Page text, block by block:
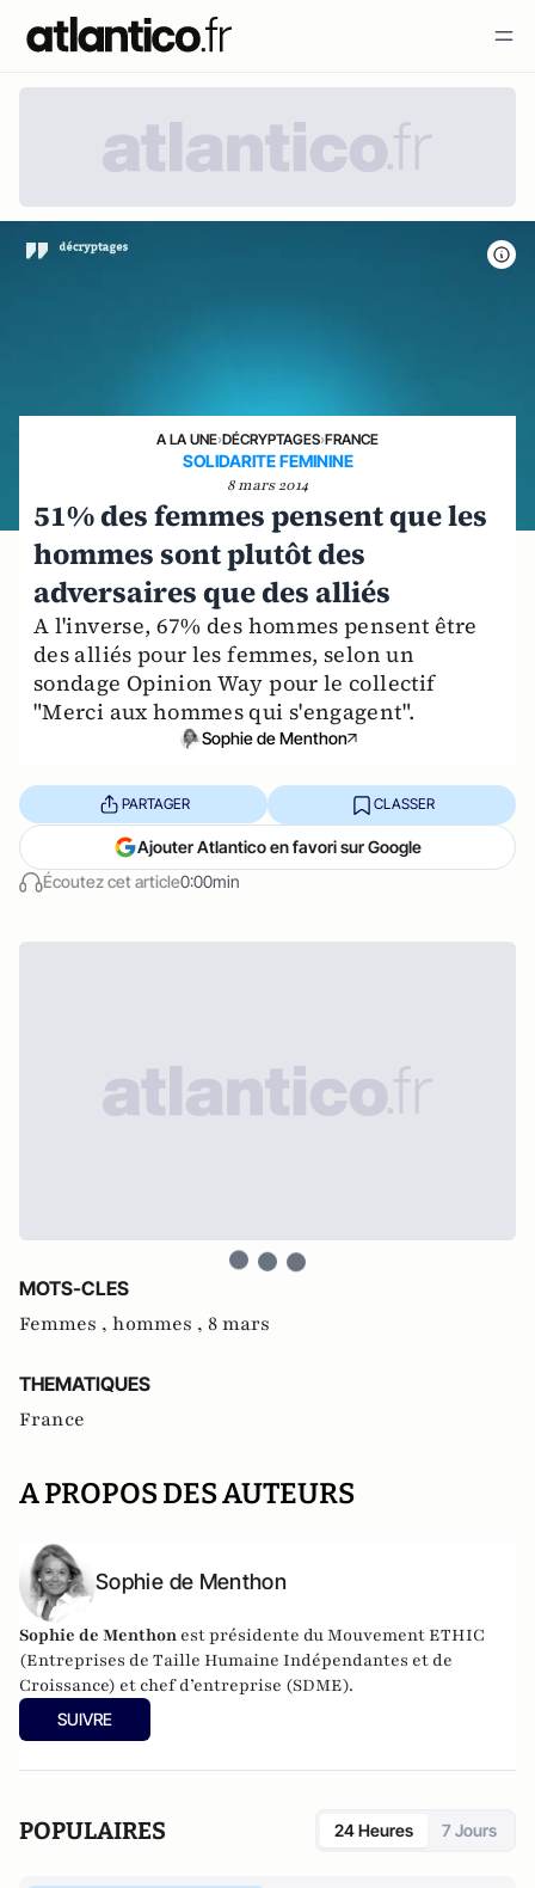
A LA UNE›DÉCRYPTAGES›FRANCE
SOLIDARITE FEMININE
8 mars 2014
51% des femmes pensent que les
hommes sont plutôt des
adversaires que des alliés
A l'inverse, 67% des hommes pensent être
des alliés pour les femmes, selon un
sondage Opinion Way pour le collectif
"Merci aux hommes qui s'engagent".
Sophie de Menthon
Écoutez cet article0:00min
PARTAGER CLASSER
Ajouter Atlantico en favori sur Google
MOTS-CLES
Femmes , hommes , 8 mars
THEMATIQUES
France
A PROPOS DES AUTEURS
Sophie de Menthon
Sophie de Menthon est présidente du Mouvement ETHIC
(Entreprises de Taille Humaine Indépendantes et de
Croissance) et chef d’entreprise (SDME).
SUIVRE
POPULAIRES 24 Heures 7 Jours